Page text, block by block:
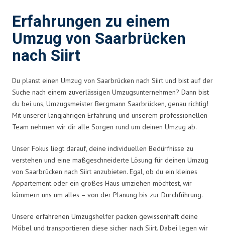
Erfahrungen zu einem
Umzug von Saarbrücken
nach Siirt
Du planst einen Umzug von Saarbrücken nach Siirt und bist auf der
Suche nach einem zuverlässigen Umzugsunternehmen? Dann bist
du bei uns, Umzugsmeister Bergmann Saarbrücken, genau richtig!
Mit unserer langjährigen Erfahrung und unserem professionellen
Team nehmen wir dir alle Sorgen rund um deinen Umzug ab.
Unser Fokus liegt darauf, deine individuellen Bedürfnisse zu
verstehen und eine maßgeschneiderte Lösung für deinen Umzug
von Saarbrücken nach Siirt anzubieten. Egal, ob du ein kleines
Appartement oder ein großes Haus umziehen möchtest, wir
kümmern uns um alles – von der Planung bis zur Durchführung.
Unsere erfahrenen Umzugshelfer packen gewissenhaft deine
Möbel und transportieren diese sicher nach Siirt. Dabei legen wir